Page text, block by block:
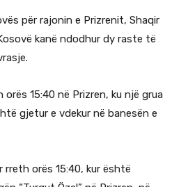
për rajonin e Prizrenit, Shaqir
kanë ndodhur dy raste të
15:40 në Prizren, ku një grua
gjetur e vdekur në banesën e
rreth orës 15:40, kur është